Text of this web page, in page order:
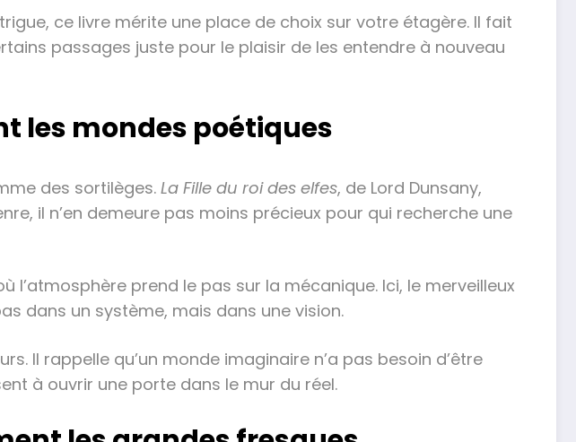
ce livre mérite une place de choix sur votre étagère. Il fait
passages juste pour le plaisir de les entendre à nouveau
les mondes poétiques
des sortilèges. La Fille du roi des elfes, de Lord Dunsany,
il n’en demeure pas moins précieux pour qui recherche une
prend le pas sur la mécanique. Ici, le merveilleux
dans un système, mais dans une vision.
Il rappelle qu’un monde imaginaire n’a pas besoin d’être
à ouvrir une porte dans le mur du réel.